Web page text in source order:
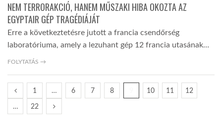
NEM TERRORAKCIÓ, HANEM MŰSZAKI HIBA OKOZTA AZ
EGYPTAIR GÉP TRAGÉDIÁJÁT
Erre a következtetésre jutott a francia csendőrség
laboratóriuma, amely a lezuhant gép 12 francia utasának…
FOLYTATÁS →
1 … 6 7 8 10 11 12
… 22